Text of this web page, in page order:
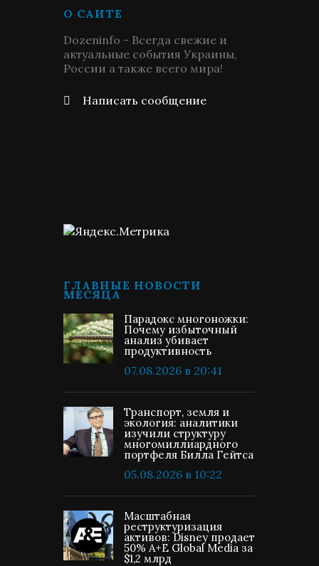
О САЙТЕ
Dozeninfo - Всегда свежие и
актуальные события Украины,
России а также всего мира!
Написать сообщение
ГЛАВНЫЕ НОВОСТИ
МЕСЯЦА
Парадокс многоножки:
Почему избыточный
анализ убивает
продуктивность
07.08.2026 в 20:41
Транспорт, земля и
экология: аналитики
изучили структуру
многомиллиардного
портфеля Билла Гейтса
05.08.2026 в 10:22
Масштабная
реструктуризация
активов: Disney продает
50% A+E Global Media за
$1,2 млрд